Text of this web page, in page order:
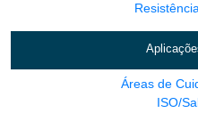
Áreas de
ISO/